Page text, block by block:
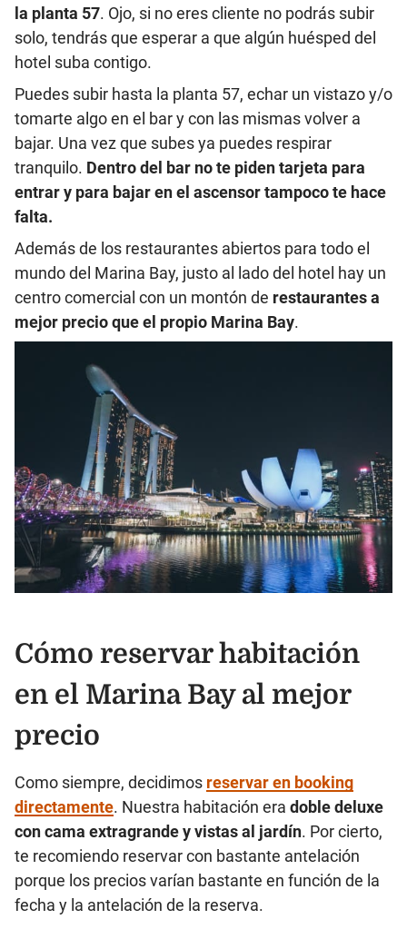
la planta 57. Ojo, si no eres cliente no podrás subir
solo, tendrás que esperar a que algún huésped del
hotel suba contigo.
Puedes subir hasta la planta 57, echar un vistazo y/o
tomarte algo en el bar y con las mismas volver a
bajar. Una vez que subes ya puedes respirar
tranquilo. Dentro del bar no te piden tarjeta para
entrar y para bajar en el ascensor tampoco te hace
falta.
Además de los restaurantes abiertos para todo el
mundo del Marina Bay, justo al lado del hotel hay un
centro comercial con un montón de restaurantesa
mejor precio que el propio Marina Bay.
Cómo reservar habitación
en el Marina Bay al mejor
precio
Como siempre, decidimos reservar en booking
directamente. Nuestra habitación era doble deluxe
con cama extragrande y vistas al jardín. Por cierto,
te recomiendo reservar con bastante antelación
porque los precios varían bastante en función de la
fecha y la antelación de la reserva.